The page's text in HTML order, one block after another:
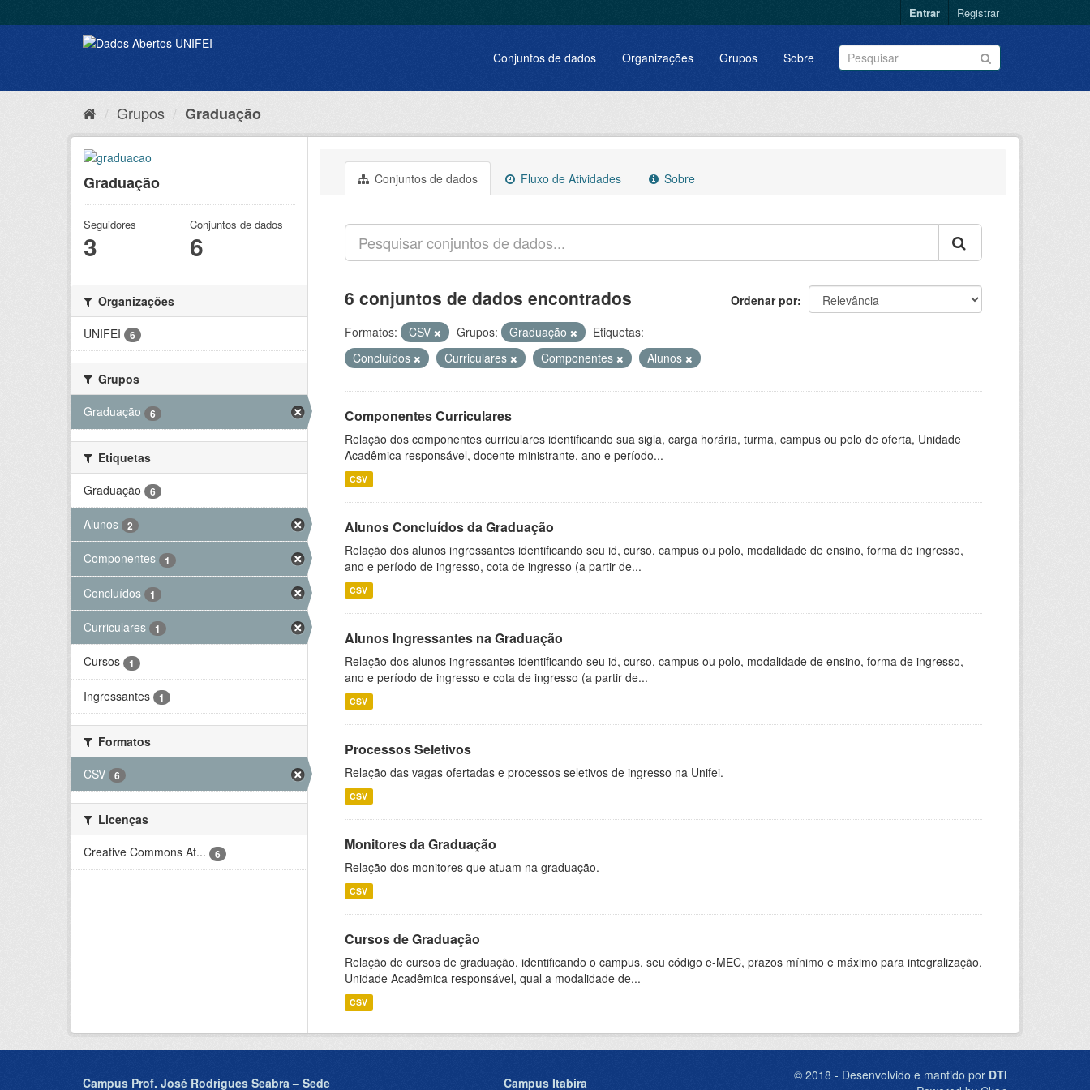
Entrar Registrar
Conjuntos de dados Organizações Grupos Sobre
Grupos Graduação
Graduação
Seguidores
3
Conjuntos de dados
6
Organizações
UNIFEI
6
Grupos
Graduação
6
Etiquetas
Graduação
6
Alunos 2
Componentes 1
Concluídos 1
Curriculares 1
Cursos 1
Ingressantes 1
Formatos
CSV
6
Licenças
Creative Commons At...
6
Conjuntos de dados Fluxo de Atividades Sobre
Ordenar por
6 conjuntos de dados encontrados
Formatos: CSV Grupos: Graduação
Etiquetas:
Concluídos
Curriculares Componentes Alunos
Componentes Curriculares
Relação dos componentes curriculares identificando sua sigla, carga horária, turma, campus ou polo de oferta, Unidade
Acadêmica responsável, docente ministrante, ano e período...
CSV
Alunos Concluídos da Graduação
Relação dos alunos ingressantes identificando seu id, curso, campus ou polo, modalidade de ensino, forma de ingresso,
ano e período de ingresso, cota de ingresso (a partir de...
CSV
Alunos Ingressantes na Graduação
Relação dos alunos ingressantes identificando seu id, curso, campus ou polo, modalidade de ensino, forma de ingresso,
ano e período de ingresso e cota de ingresso (a partir de...
CSV
Processos Seletivos
Relação das vagas ofertadas e processos seletivos de ingresso na Unifei.
CSV
Monitores da Graduação
Relação dos monitores que atuam na graduação.
CSV
Cursos de Graduação
Relação de cursos de graduação, identificando o campus, seu código e-MEC, prazos mínimo e máximo para integralização,
Unidade Acadêmica responsável, qual a modalidade de...
CSV
Campus Prof. José Rodrigues Seabra – Sede Campus Itabira © 2018 - Desenvolvido e mantido por DTI